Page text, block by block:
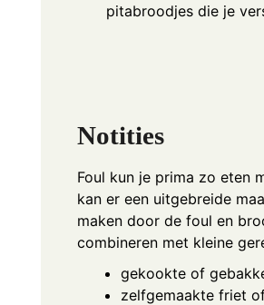
pitabroodjes die je
Notities
Foul kun je prima zo eten
kan er een uitgebreide
maken door de foul en
combineren met kleine
gekookte of
zelfgemaakte friet